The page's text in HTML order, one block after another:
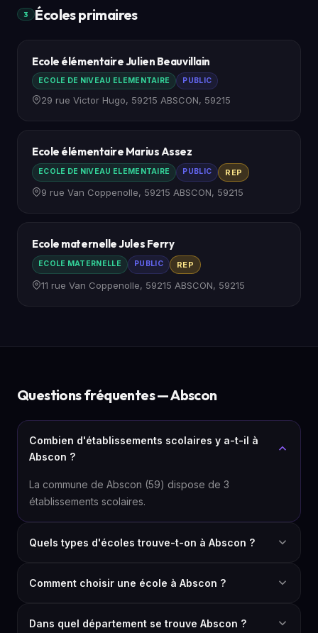
3 Écoles primaires
Ecole élémentaire Julien Beauvillain
ECOLE DE NIVEAU ELEMENTAIRE PUBLIC
29 rue Victor Hugo, 59215 ABSCON, 59215
Ecole élémentaire Marius Assez
ECOLE DE NIVEAU ELEMENTAIRE PUBLIC REP
9 rue Van Coppenolle, 59215 ABSCON, 59215
Ecole maternelle Jules Ferry
ECOLE MATERNELLE PUBLIC REP
11 rue Van Coppenolle, 59215 ABSCON, 59215
Questions fréquentes — Abscon
Combien d'établissements scolaires y a-t-il à
Abscon ?
La commune de Abscon (59) dispose de 3
établissements scolaires.
Quels types d'écoles trouve-t-on à Abscon ?
Comment choisir une école à Abscon ?
Dans quel département se trouve Abscon ?